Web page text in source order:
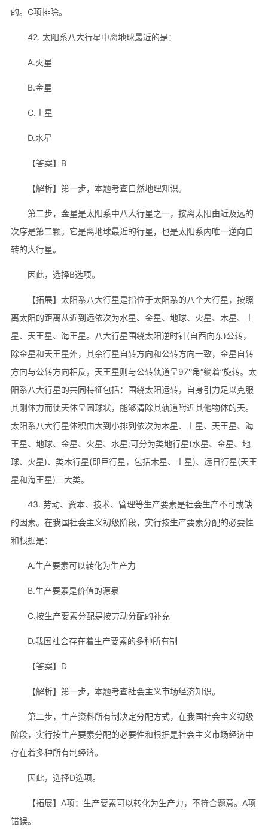
的。C项排除。
42. 太阳系八大行星中离地球最近的是：
A.火星
B.金星
C.土星
D.水星
【答案】B
【解析】第一步，本题考查自然地理知识。
第二步，金星是太阳系中八大行星之一，按离太阳由近及远的
次序是第二颗。它是离地球最近的行星，也是太阳系内唯一逆向自
转的大行星。
因此，选择B选项。
【拓展】太阳系八大行星是指位于太阳系的八个大行星，按照
离太阳的距离从近到远依次为水星、金星、地球、火星、木星、土
星、天王星、海王星。八大行星围绕太阳逆时针(自西向东)公转，
除金星和天王星外，其余行星自转方向和公转方向一致，金星自转
方向与公转方向相反，天王星则与公转轨道呈97°角“躺着”旋转。太
阳系八大行星的共同特征包括：围绕太阳运转，自身引力足以克服
其刚体力而使天体呈圆球状，能够清除其轨道附近其他物体的天。
太阳系八大行星体积由大到小排列依次为木星、土星、天王星、海
王星、地球、金星、火星、水星;可分为类地行星(水星、金星、地
球、火星)、类木行星(即巨行星，包括木星、土星)、远日行星(天王
星和海王星)三大类。
43. 劳动、资本、技术、管理等生产要素是社会生产不可或缺
的因素。在我国社会主义初级阶段，实行按生产要素分配的必要性
和根据是：
A.生产要素可以转化为生产力
B.生产要素是价值的源泉
C.按生产要素分配是按劳动分配的补充
D.我国社会存在着生产要素的多种所有制
【答案】D
【解析】第一步，本题考查社会主义市场经济知识。
第二步，生产资料所有制决定分配方式，在我国社会主义初级
阶段，实行按生产要素分配的必要性和根据是社会主义市场经济中
存在着多种所有制经济。
因此，选择D选项。
【拓展】A项：生产要素可以转化为生产力，不符合题意。A项
错误。